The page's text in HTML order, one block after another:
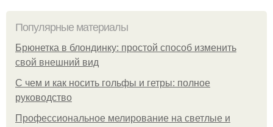
Популярные материалы
Брюнетка в блондинку: простой способ изменить
свой внешний вид
С чем и как носить гольфы и гетры: полное
руководство
Профессиональное мелирование на светлые и